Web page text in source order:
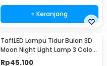
+ Keranjang
TaffLED Lampu Tidur Bulan 3D
Moon Night Light Lamp 3 Color
8cm 1W 5V - LD002701
Rp45.100